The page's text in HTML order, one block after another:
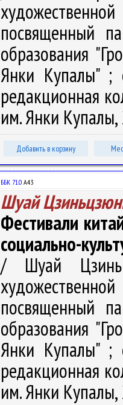
посвященный
образования
Янки Купалы" ;
редакционная
им. Янки
Добавить в корзину
ББК 71.0 А43
Шуай
Фестивали
социально-
/ Шуай
посвященный
образования
Янки Купалы" ;
редакционная
им. Янки